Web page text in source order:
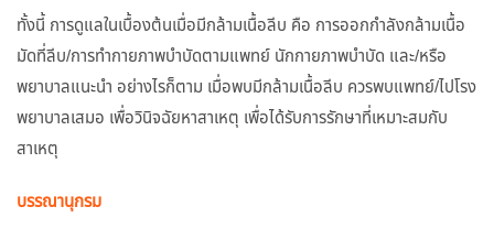
ทั้งนี้ การดูแลในเบื้องต้นเมื่อมีกล้ามเนื้อลีบ คือ การออกกำลังกล้ามเนื้อ
มัดที่ลีบ/การทำกายภาพบำบัดตามแพทย์ นักกายภาพบำบัด และ/หรือ
พยาบาลแนะนำ อย่างไรก็ตาม เมื่อพบมีกล้ามเนื้อลีบ ควรพบแพทย์/ไปโรง
พยาบาลเสมอ เพื่อวินิจฉัยหาสาเหตุ เพื่อได้รับการรักษาที่เหมาะสมกับ
สาเหตุ
บรรณานุกรม